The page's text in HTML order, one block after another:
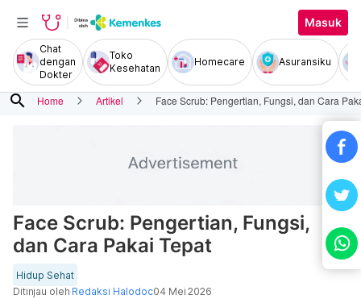
Masuk
Chat
dengan
Dokter
Toko
Kesehatan
Homecare Asuransiku
search Home Artikel Face Scrub: Pengertian, Fungsi, dan Cara
Face Scrub: Pengertian, Fungsi,
dan Cara Pakai Tepat
Hidup Sehat
Ditinjau oleh Redaksi Halodoc04 Mei 2026